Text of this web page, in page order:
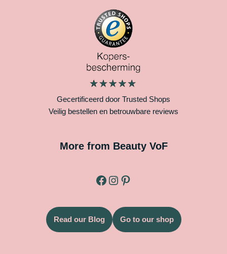
Gecertificeerd door Trusted Shops
Veilig bestellen en betrouwbare reviews
More from Beauty VoF
Read our Blog Go to our shop